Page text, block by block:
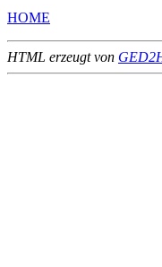
HOME
HTML erzeugt von